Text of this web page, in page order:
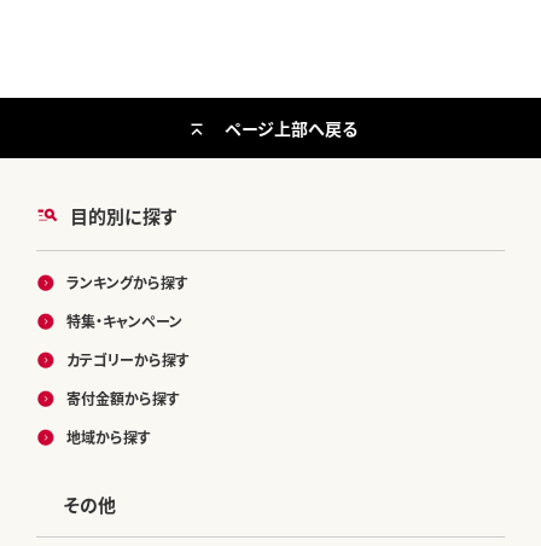
目的別に探す
ランキングから探す
特集・キャンペーン
カテゴリーから探す
寄付金額から探す
地域から探す
その他
ページ上部へ戻る